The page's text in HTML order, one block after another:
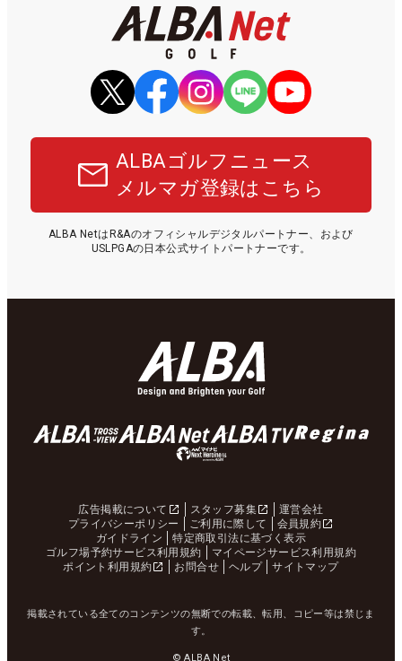
ALBAゴルフニュース
メルマガ登録はこちら
ALBA NetはR&Aのオフィシャルデジタルパートナー、および
USLPGAの日本公式サイトパートナーです。
広告掲載について スタッフ募集
運営会社
プライバシーポリシー
ご利用に際して
会員規約
ガイドライン
特定商取引法に基づく表示
ゴルフ場予約サービス利用規約
マイページサービス利用規約
ポイント利用規約
お問合せ ヘルプ サイトマップ
掲載されている全てのコンテンツの無断での転載、転用、コピー等は禁じま
す。
© ALBA Net